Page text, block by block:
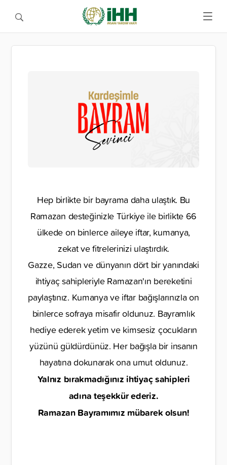
Hep birlikte bir bayrama daha ulaştık. Bu
Ramazan desteğinizle Türkiye ile birlikte 66
ülkede on binlerce aileye iftar, kumanya,
zekat ve fitrelerinizi ulaştırdık.
Gazze, Sudan ve dünyanın dört bir yanındaki
ihtiyaç sahipleriyle Ramazan'ın bereketini
paylaştınız. Kumanya ve iftar bağışlarınızla on
binlerce sofraya misafir oldunuz. Bayramlık
hediye ederek yetim ve kimsesiz çocukların
yüzünü güldürdünüz. Her bağışla bir insanın
hayatına dokunarak ona umut oldunuz.
Yalnız bırakmadığınız ihtiyaç sahipleri
adına teşekkür ederiz.
Ramazan Bayramımız mübarek olsun!